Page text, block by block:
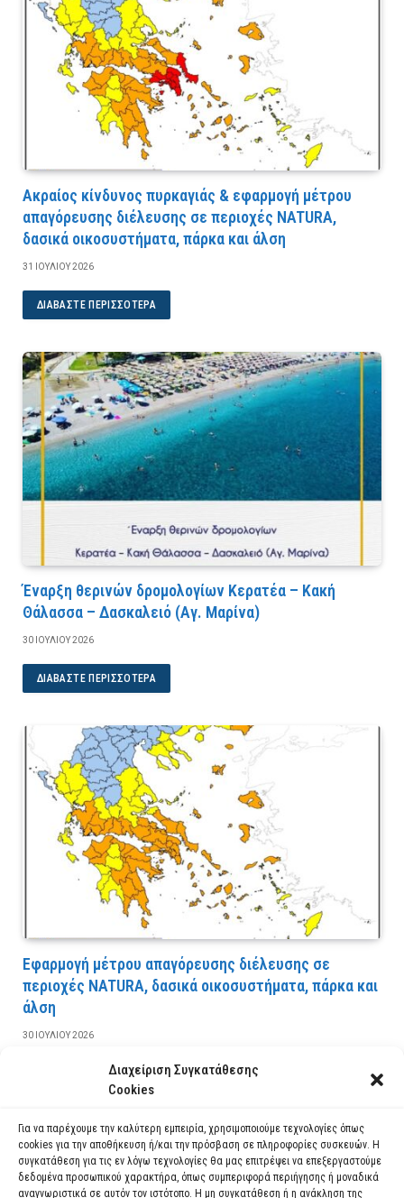
Διαχείριση Συγκατάθεσης
Cookies
Για να παρέχουμε την καλύτερη εμπειρία, χρησιμοποιούμε τεχνολογίες όπως
cookies για την αποθήκευση ή/και την πρόσβαση σε πληροφορίες συσκευών. Η
συγκατάθεση για τις εν λόγω τεχνολογίες θα μας επιτρέψει να επεξεργαστούμε
δεδομένα προσωπικού χαρακτήρα, όπως συμπεριφορά περιήγησης ή μοναδικά
αναγνωριστικά σε αυτόν τον ιστότοπο. Η μη συγκατάθεση ή η ανάκληση της
Ακραίος κίνδυνος πυρκαγιάς & εφαρμογή μέτρου
απαγόρευσης διέλευσης σε περιοχές NATURA,
δασικά οικοσυστήματα, πάρκα και άλση
31 ΙΟΥΛΊΟΥ 2026
ΔΙΑΒΆΣΤΕ ΠΕΡΙΣΣΌΤΕΡΑ
Έναρξη θερινών δρομολογίων Κερατέα – Κακή
Θάλασσα – Δασκαλειό (Αγ. Μαρίνα)
30 ΙΟΥΛΊΟΥ 2026
ΔΙΑΒΆΣΤΕ ΠΕΡΙΣΣΌΤΕΡΑ
Εφαρμογή μέτρου απαγόρευσης διέλευσης σε
περιοχές NATURA, δασικά οικοσυστήματα, πάρκα και
άλση
30 ΙΟΥΛΊΟΥ 2026
ΔΙΑΒΆΣΤΕ ΠΕΡΙΣΣΌΤΕΡΑ